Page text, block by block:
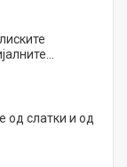
од слатки и од